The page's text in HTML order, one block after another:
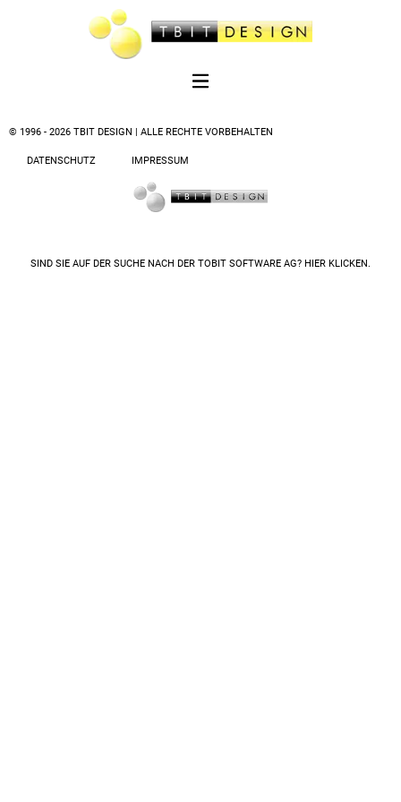
© 1996 - 2026 TBIT DESIGN | ALLE RECHTE VORBEHALTEN
DATENSCHUTZ IMPRESSUM
SIND SIE AUF DER SUCHE NACH DER TOBIT SOFTWARE AG? HIER KLICKEN.